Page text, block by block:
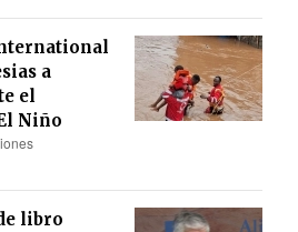
a
el
Niño
libro